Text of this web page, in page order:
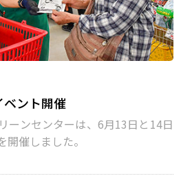
ント開催
ーンセンターは、6月13日と14日
催しました。